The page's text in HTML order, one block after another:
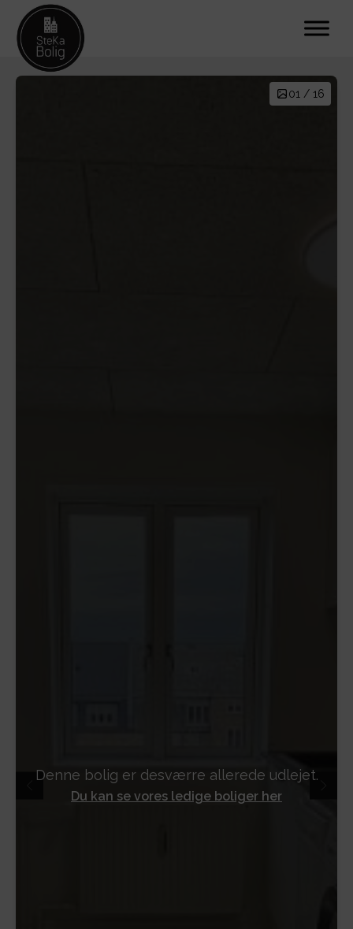
Denne bolig er desværre allerede udlejet.
Du kan se vores ledige boliger her
01 / 16